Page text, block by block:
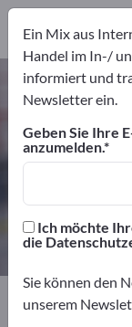
Anbieter
2
Exportpages
Ein Mix aus
Handel im In-/
informiert und
Newsletter ein.
Geben Sie Ihre
anzumelden.
Ich möchte
die
Sie können den
unserem